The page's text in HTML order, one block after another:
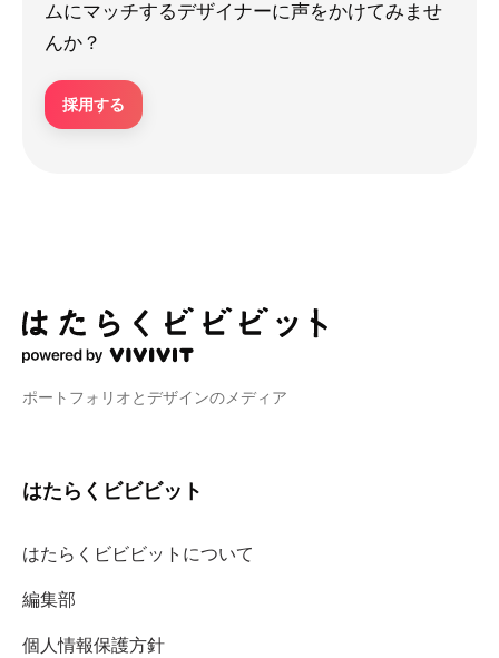
ムにマッチするデザイナーに声をかけてみませ
んか？
採用する
ポートフォリオとデザインのメディア
はたらくビビビット
はたらくビビビットについて
編集部
個人情報保護方針